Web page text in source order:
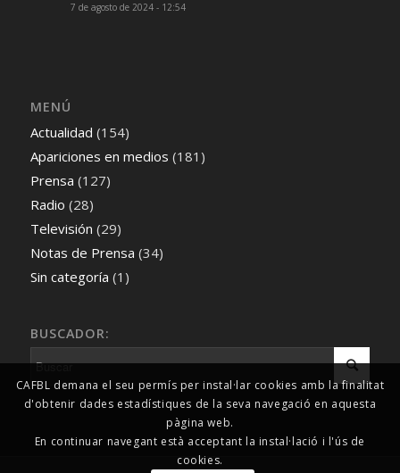
7 de agosto de 2024 - 12:54
MENÚ
Actualidad (154)
Apariciones en medios (181)
Prensa (127)
Radio (28)
Televisión (29)
Notas de Prensa (34)
Sin categoría (1)
BUSCADOR:
CAFBL demana el seu permís per instal·lar cookies amb la finalitat
d'obtenir dades estadístiques de la seva navegació en aquesta
pàgina web.
En continuar navegant està acceptant la instal·lació i l'ús de
cookies.